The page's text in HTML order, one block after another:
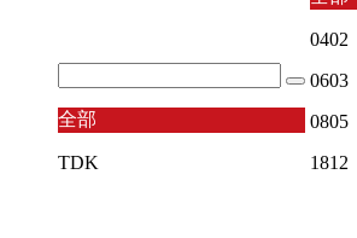
全部
TDK
0402
0603
0805
1812